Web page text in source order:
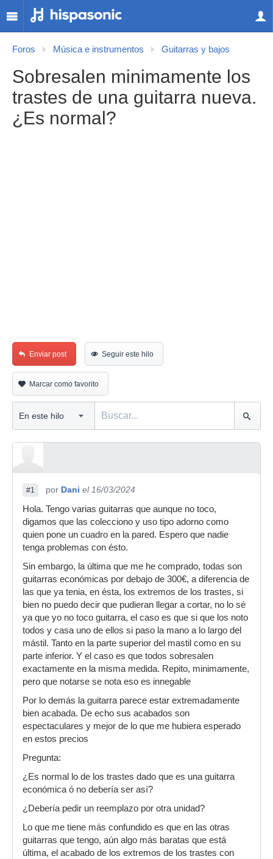
Foros Música e instrumentos Guitarras y bajos
Sobresalen minimamente los
trastes de una guitarra nueva.
¿Es normal?
Enviar post Seguir este hilo
Marcar como favorito
#1 por Dani el 16/03/2024
Hola. Tengo varias guitarras que aunque no toco,
digamos que las colecciono y uso tipo adorno como
quien pone un cuadro en la pared. Espero que nadie
tenga problemas con ésto.
Sin embargo, la última que me he comprado, todas son
guitarras económicas por debajo de 300€, a diferencia de
las que ya tenia, en ésta, los extremos de los trastes, si
bien no puedo decir que pudieran llegar a cortar, no lo sé
ya que yo no toco guitarra, el caso es que si que los noto
todos y casa uno de ellos si paso la mano a lo largo del
mástil. Tanto en la parte superior del mastil como en su
parte inferior. Y el caso es que todos sobresalen
exactamente en la misma medida. Repito, minimamente,
pero que notarse se nota eso es innegable
Por lo demás la guitarra parece estar extremadamente
bien acabada. De echo sus acabados son
espectaculares y mejor de lo que me hubiera esperado
en estos precios
Pregunta:
¿Es normal lo de los trastes dado que es una guitarra
económica ó no debería ser así?
¿Debería pedir un reemplazo por otra unidad?
Lo que me tiene más confundido es que en las otras
guitarras que tengo, aún algo más baratas que está
última, el acabado de los extremos de los trastes con